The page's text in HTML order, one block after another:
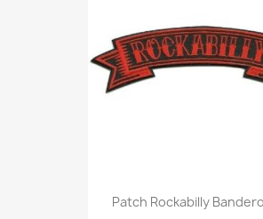
Patch Rockabilly